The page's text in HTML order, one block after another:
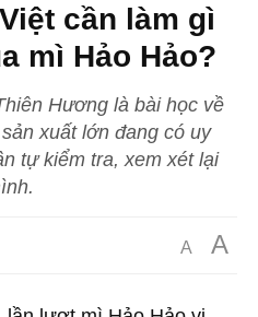
cần làm gì
mì Hảo Hảo?
Hương là bài học về
xuất lớn đang có uy
tự kiểm tra, xem xét lại
A A